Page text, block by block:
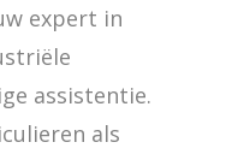
expert in
assistentie.
als